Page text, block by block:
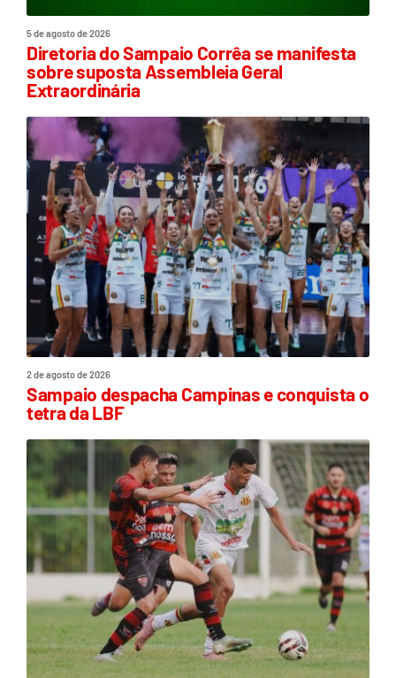
5 de agosto de 2026
Diretoria do Sampaio Corrêa se manifesta
sobre suposta Assembleia Geral
Extraordinária
2 de agosto de 2026
Sampaio despacha Campinas e conquista o
tetra da LBF